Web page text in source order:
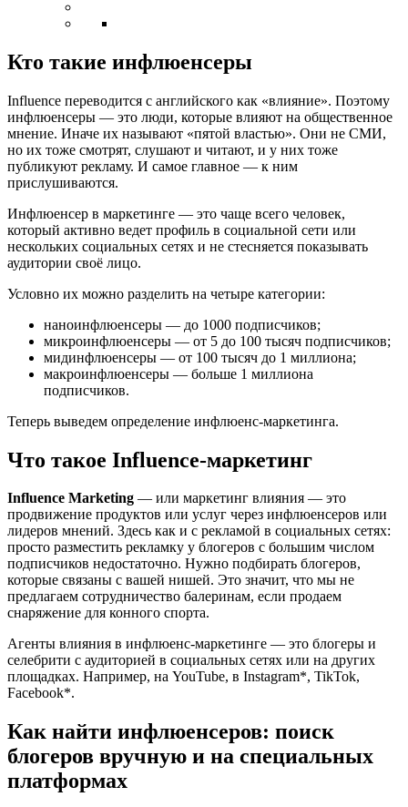
Кто такие инфлюенсеры
Influence переводится с английского как «влияние». Поэтому
инфлюенсеры — это люди, которые влияют на общественное
мнение. Иначе их называют «пятой властью». Они не СМИ,
но их тоже смотрят, слушают и читают, и у них тоже
публикуют рекламу. И самое главное — к ним
прислушиваются.
Инфлюенсер в маркетинге — это чаще всего человек,
который активно ведет профиль в социальной сети или
нескольких социальных сетях и не стесняется показывать
аудитории своё лицо.
Условно их можно разделить на четыре категории:
наноинфлюенсеры — до 1000 подписчиков;
микроинфлюенсеры — от 5 до 100 тысяч подписчиков;
мидинфлюенсеры — от 100 тысяч до 1 миллиона;
макроинфлюенсеры — больше 1 миллиона
подписчиков.
Теперь выведем определение инфлюенс-маркетинга.
Что такое Influence-маркетинг
Influence Marketing — или маркетинг влияния — это
продвижение продуктов или услуг через инфлюенсеров или
лидеров мнений. Здесь как и с рекламой в социальных сетях:
просто разместить рекламку у блогеров с большим числом
подписчиков недостаточно. Нужно подбирать блогеров,
которые связаны с вашей нишей. Это значит, что мы не
предлагаем сотрудничество балеринам, если продаем
снаряжение для конного спорта.
Агенты влияния в инфлюенс-маркетинге — это блогеры и
селебрити с аудиторией в социальных сетях или на других
площадках. Например, на YouTube, в Instagram*, TikTok,
Facebook*.
Как найти инфлюенсеров: поиск
блогеров вручную и на специальных
платформах